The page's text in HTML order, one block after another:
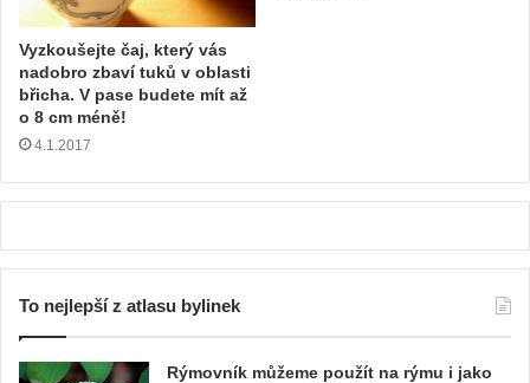
Vyzkoušejte čaj, který vás
nadobro zbaví tuků v oblasti
břicha. V pase budete mít až
o 8 cm méně!
4.1.2017
To nejlepší z atlasu bylinek
Rýmovník můžeme použít na rýmu i jako